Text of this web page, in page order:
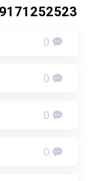
0
0
0
0